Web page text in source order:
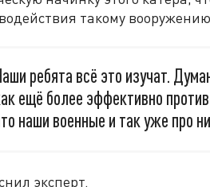
такому
ребята всё это изучат.
ещё более эффективно
наши военные и так уже про
эксперт.